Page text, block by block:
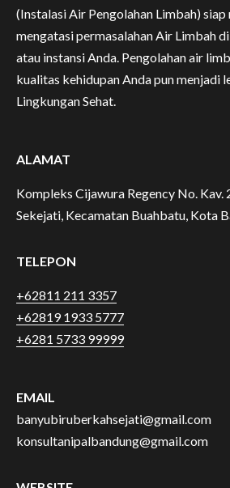
(Instalasi Air Pengolahan Limbah)
mengatasi permasalahan Air Limbah
atau instansi Anda. Pengolahan air
kualitas kehidupan Anda pun menjadi
Lingkungan Sehat.
ALAMAT
Kompleks Cijawura Regency No. Kav.
Sekejati, Kecamatan Buahbatu, Kota
TELEPON
+62811 211 3357
+62819 1933 5777
+6281 5733 99999
EMAIL
banyubiruberkahsejati@gmail.com
konsultanipalbandung@gmail.com